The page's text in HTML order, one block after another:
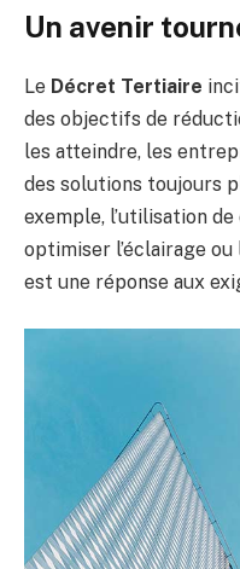
Un avenir
Le Décret Tertiaire
des objectifs de
les atteindre, les
des solutions toujours
exemple, l’utilisation
optimiser l’éclairage
est une réponse aux